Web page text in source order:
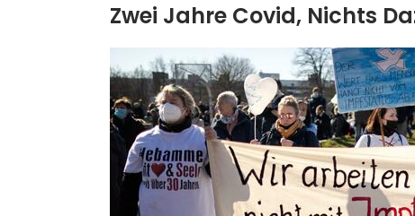
Zwei Jahre Covid, Nichts
GESUNDHEIT
Zweibrücken Wetter Heute:
DWD-Wetterwarnung Vor
Admin Oct 18, 2021